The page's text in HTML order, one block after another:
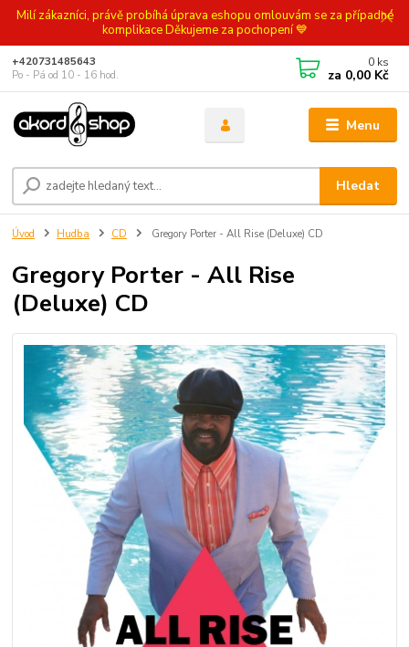
Milí zákazníci, právě probíhá úprava eshopu omlouvám se za případné
komplikace Děkujeme za pochopení 💙
Menu
Hledat
+420731485643
Po - Pá od 10 - 16 hod.
0 ks
za 0,00 Kč
Úvod Hudba CD Gregory Porter - All Rise (Deluxe) CD
Gregory Porter - All Rise
(Deluxe) CD